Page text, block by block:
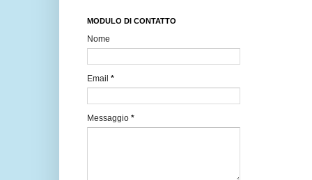
MODULO DI CONTATTO
Nome
Email *
Messaggio *